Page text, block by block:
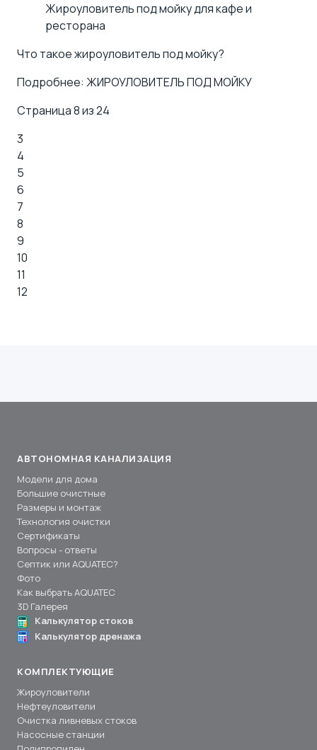
Жироуловитель под мойку для кафе и
ресторана
Что такое жироуловитель под мойку?
Подробнее: ЖИРОУЛОВИТЕЛЬ ПОД МОЙКУ
Страница 8 из 24
3
4
5
6
7
8
9
10
11
12
АВТОНОМНАЯ КАНАЛИЗАЦИЯ
Модели для дома
Большие очистные
Размеры и монтаж
Технология очистки
Сертификаты
Вопросы - ответы
Септик или AQUATEC?
Фото
Как выбрать AQUATEC
3D Галерея
Калькулятор стоков
Калькулятор дренажа
КОМПЛЕКТУЮЩИЕ
Жироуловители
Нефтеуловители
Очистка ливневых стоков
Насосные станции